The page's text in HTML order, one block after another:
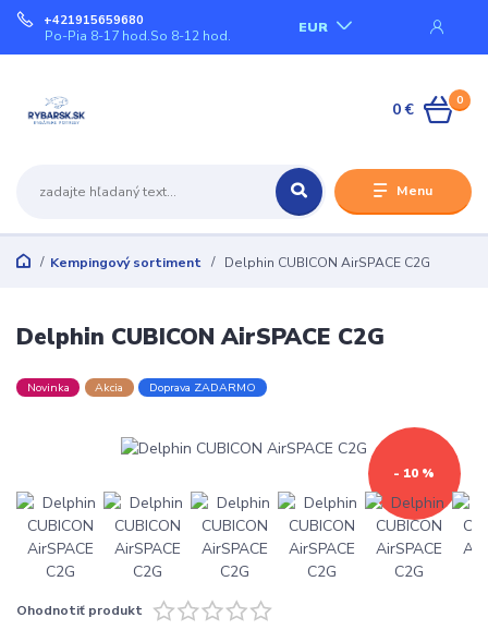
Menu
EUR
+421915659680
Po-Pia 8-17 hod.So 8-12 hod.
0
0 €
Kempingový sortiment Delphin CUBICON AirSPACE C2G
Delphin CUBICON AirSPACE C2G
Novinka Akcia Doprava ZADARMO
- 10 %
Ohodnotiť produkt